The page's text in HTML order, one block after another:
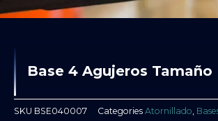
Base 4 Agujeros Tamaño
SKU BSE040007 Categories Atornillado,